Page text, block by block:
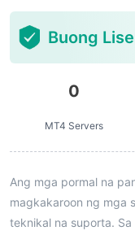
Buong
0
MT4 Servers
Ang mga pormal na
magkakaroon ng mga
teknikal na suporta.